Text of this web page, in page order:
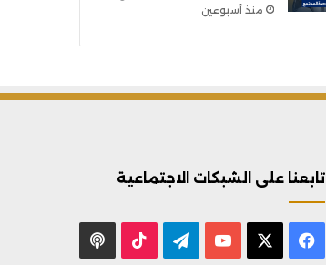
منذ أسبوعين
تابعنا على الشبكات الاجتماعية
فيسبوك يوتيوب تيلقرام ‫TikTok